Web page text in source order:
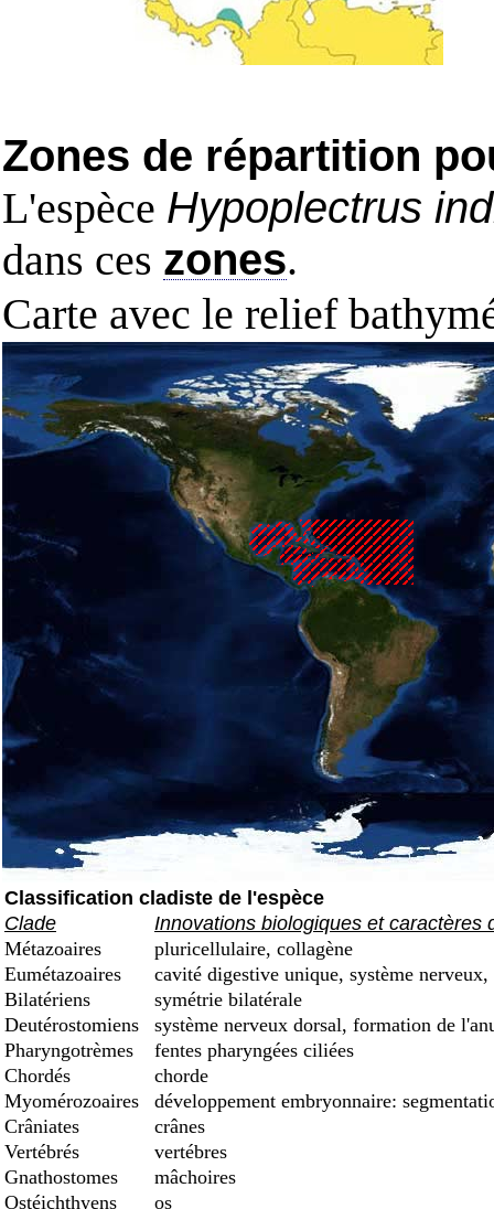
Zones de répartition
L'espèce Hypoplectrus
dans ces zones.
Carte avec le relief
Classification cladiste de l'espèce
Clade
Innovations biologiques et caractères
Métazoaires
pluricellulaire, collagène
Eumétazoaires
cavité digestive unique, système
Bilatériens
symétrie bilatérale
Deutérostomiens
système nerveux dorsal, formation de
Pharyngotrèmes
fentes pharyngées ciliées
Chordés
chorde
Myomérozoaires
développement embryonnaire:
Crâniates
crânes
Vertébrés
vertébres
Gnathostomes
mâchoires
Ostéichthyens
os